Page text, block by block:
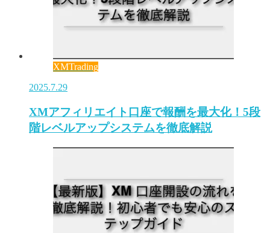
XMTrading
2025.7.29
XMアフィリエイト口座で報酬を最大化！5段
階レベルアップシステムを徹底解説